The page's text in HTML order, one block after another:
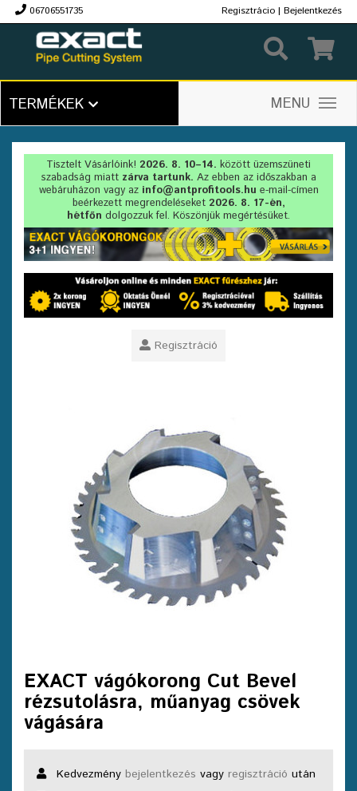
06706551735 Regisztrácio | Bejelentkezés
TERMÉKEK MENU
Tisztelt Vásárlóink! 2026. 8. 10–14. között üzemszüneti
szabadság miatt zárva tartunk. Az ebben az időszakban a
webáruházon vagy az info@antprofitools.hu e-mail-címen
beérkezett megrendeléseket 2026. 8. 17-én,
hétfőn dolgozzuk fel. Köszönjük megértésüket.
Regisztráció
EXACT vágókorong Cut Bevel
rézsutolásra, műanyag csövek
vágására
Kedvezmény bejelentkezés vagy regisztráció után